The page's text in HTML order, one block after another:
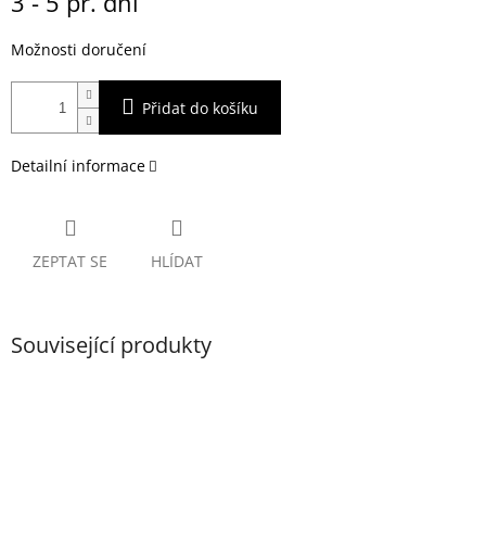
cena:
Možnosti doručení
Přidat do košíku
Detailní informace
ZEPTAT SE HLÍDAT
Související produkty